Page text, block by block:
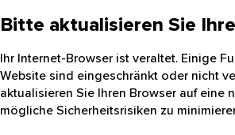
Bitte aktualisieren Sie
Ihr Internet-Browser ist veraltet. Einige
Website sind eingeschränkt oder nicht
aktualisieren Sie Ihren Browser auf eine
mögliche Sicherheitsrisiken zu